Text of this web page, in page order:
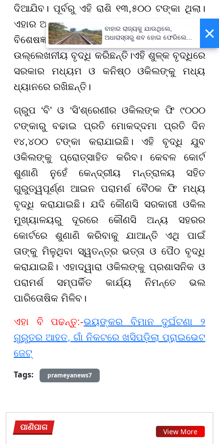
ଦିଆଯିବ। ପୂର୍ବରୁ ଏହି ରାଶି ୧୩,୫୦୦ ଟଙ୍କା ଥିଲା।
ଏହାର ଅର୍ଥ ସରକାର ବରିଷ୍ଠ ଓକିଲଙ୍କ ଅନୁଭବ ଓ
ବିଶେଷଜ୍ଞତାକୁ ସମ୍ମାନ କରି ଶୁଳ୍କରେ
ଉଲ୍ଲେଖନୀୟ ବୃଦ୍ଧି କରିଛନ୍ତି।ଏହି ଶୁଳ୍କ ବୃଦ୍ଧିରେ
ସରକାର ମଧ୍ୟମ ଓ କନିଷ୍ଠ ଓକିଲଙ୍କୁ ମଧ୍ୟ
ଧ୍ୟାନରେ ରଖିଛନ୍ତି।
ଗ୍ରୁପ ‘ବି’ ଓ ‘ସି’ଶ୍ରେଣୀର ଓକିଲଙ୍କ ଫି ୯୦୦୦
ଟଙ୍କାରୁ ବଢାଇ ପ୍ରତି ମୋକଦ୍ଦମା ପ୍ରତି ଦିନ
୧୪,୪୦୦ ଟଙ୍କା କରାଯାଇଛି। ଏହି ବୃଦ୍ଧି ଯୁବ
ଓକିଲଙ୍କୁ ପ୍ରୋତ୍ସାହିତ କରିବ। କେବଳ କୋର୍ଟ
ଶୁଣାଣି ନୁହେଁ କେନ୍ଦ୍ରୀୟ ମନ୍ତ୍ରାଳୟ ସହିତ
ଗୁରୁତ୍ୱପୂର୍ଣ୍ଣ ଆଇନ ପରାମର୍ଶ ବୈଠକ ଫି ମଧ୍ୟ
ବୃଦ୍ଧି କରାଯାଇଛି। ଯଦି କୌଣସି ସରକାରୀ ଓକିଲ
ମୁଖ୍ୟାଳୟରୁ ଦୂରରେ କୌଣସି ଅନ୍ୟ ସହରର
କୋର୍ଟରେ ଶୁଣାଣି କରିବାକୁ ଯାଆନ୍ତି ଏଥି ପାଇଁ
ତାଙ୍କୁ ମିଳୁଥିବା ସ୍ୱତନ୍ତ୍ର ଭତ୍ତା ଓ ପୈଠ ବୃଦ୍ଧି
କରାଯାଇଛି। ଏହାଦ୍ୱାରା ଓକିଲଙ୍କୁ ପ୍ରଶାସନିକ ଓ
ପରାମର୍ଶ ସମ୍ପର୍କିତ କାର୍ଯ୍ୟ ନିମନ୍ତେ ଭଲ
ପାରିତୋଷିକ ମିଳିବ।
ଏହା ବି ପଢନ୍ତୁ:-ଭୟଙ୍କର ବିମାନ ଦୁର୍ଘଟଣା ୨
ଗୁରୁତର ଆହତ, ଗାଁ ନିକଟରେ ଖସିପଡ଼ିଲା ପ୍ରାଇଭେଟ
ଜେଟ୍
Tags:
prameyanews7
ପାଣିପାଗ View More
×
ବାହାର ରାଜ୍ୟକୁ ଯାଉଥିଲେ,
ଅଧାରାସ୍ତାରୁ ଶବ ହୋଇ ଫେରିଲେ...